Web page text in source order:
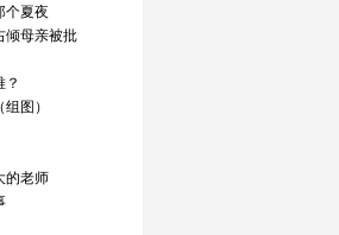
个夏夜
倾母亲被批
？
图）
的老师